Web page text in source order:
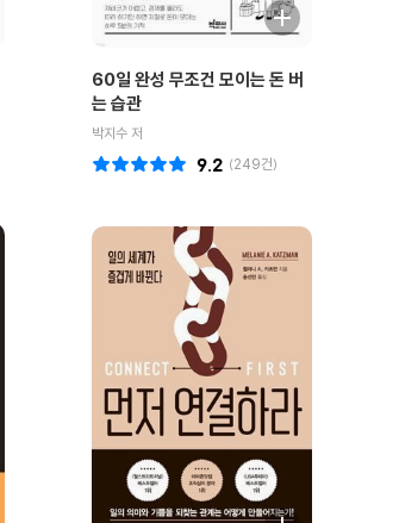
60일 완성 무조건 모이는 돈 버
는 습관
박지수 저
(249건)
9.2